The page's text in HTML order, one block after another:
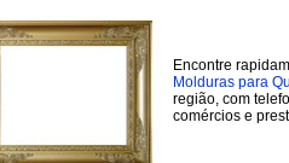
Encontre
Molduras para
região, com
comércios e